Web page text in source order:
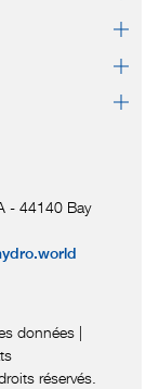
- 44140 Bay
données |
réservés.